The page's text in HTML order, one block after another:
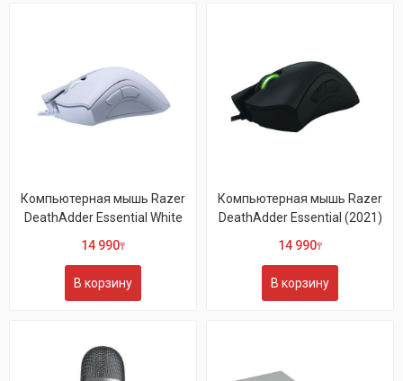
Компьютерная мышь Razer
DeathAdder Essential White
14 990₸
В корзину
Компьютерная мышь Razer
DeathAdder Essential (2021)
14 990₸
В корзину